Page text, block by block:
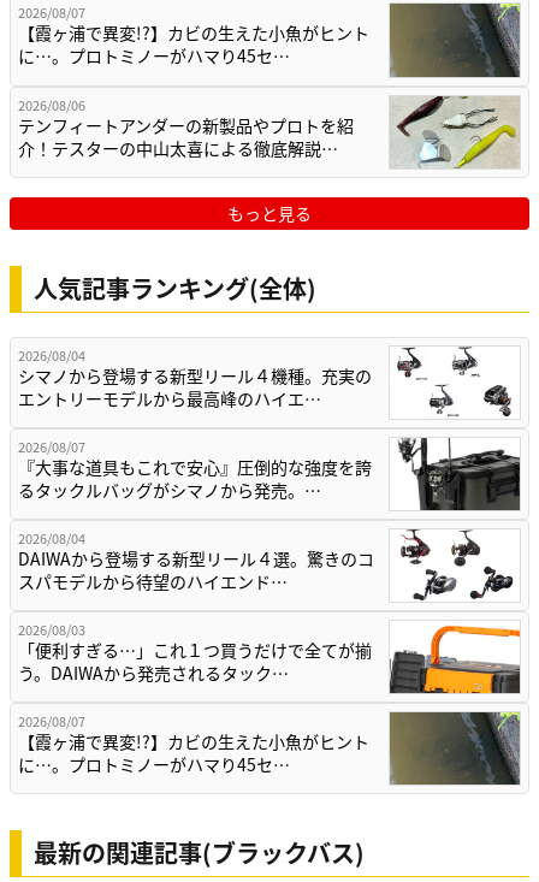
2026/08/07
【霞ヶ浦で異変!?】カビの生えた小魚がヒント
に…。プロトミノーがハマり45セ…
2026/08/06
テンフィートアンダーの新製品やプロトを紹
介！テスターの中山太喜による徹底解説…
もっと見る
人気記事ランキング(全体)
2026/08/04
シマノから登場する新型リール４機種。充実の
エントリーモデルから最高峰のハイエ…
2026/08/07
『大事な道具もこれで安心』圧倒的な強度を誇
るタックルバッグがシマノから発売。…
2026/08/04
DAIWAから登場する新型リール４選。驚きのコ
スパモデルから待望のハイエンド…
2026/08/03
「便利すぎる…」これ１つ買うだけで全てが揃
う。DAIWAから発売されるタック…
2026/08/07
【霞ヶ浦で異変!?】カビの生えた小魚がヒント
に…。プロトミノーがハマり45セ…
最新の関連記事(ブラックバス)